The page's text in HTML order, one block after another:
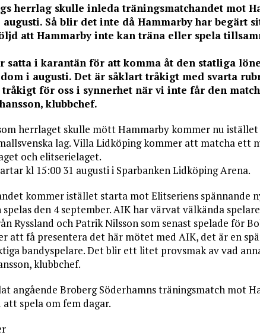
herrlag skulle inleda träningsmatchandet mot
augusti. Så blir det inte då Hammarby har begärt
att Hammarby inte kan träna eller spela
satta i karantän för att komma åt den statliga
i augusti. Det är såklart tråkigt med svarta
för oss i synnerhet när vi inte får den
klubbchef.
herrlaget skulle mött Hammarby kommer nu
lag. Villa Lidköping kommer att matcha ett
och elitserielaget.
kl 15:00 31 augusti i Sparbanken Lidköping Arena.
kommer istället starta mot Elitseriens spännande
den 4 september. AIK har värvat välkända
Ryssland och Patrik Nilsson som senast spelade för
att få presentera det här mötet med AIK, det är en
bandyspelare. Det blir ett litet provsmak av vad
klubbchef.
angående Broberg Söderhamns träningsmatch mot
att spela om fem dagar.